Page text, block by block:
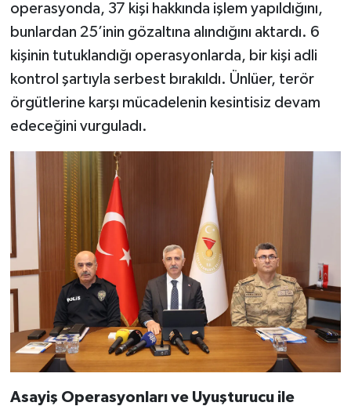
operasyonda, 37 kişi hakkında işlem yapıldığını,
bunlardan 25’inin gözaltına alındığını aktardı. 6
kişinin tutuklandığı operasyonlarda, bir kişi adli
kontrol şartıyla serbest bırakıldı. Ünlüer, terör
örgütlerine karşı mücadelenin kesintisiz devam
edeceğini vurguladı.
Asayiş Operasyonları ve Uyuşturucu ile
SEÇİM 2014
KİM KİMDİR
ÇEK GÖNDER
KİTAP
HEDEF2020
OTOMOBİL
MİZAH
TARİH
Genel
Politika